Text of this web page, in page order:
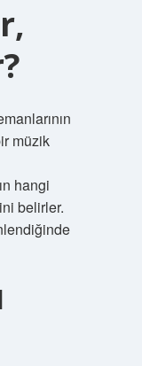
müzik
hangi
belirler.